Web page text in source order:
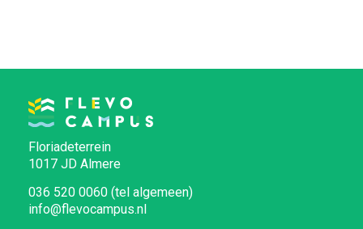
Floriadeterrein
1017 JD Almere
036 520 0060 (tel algemeen)
info@flevocampus.nl